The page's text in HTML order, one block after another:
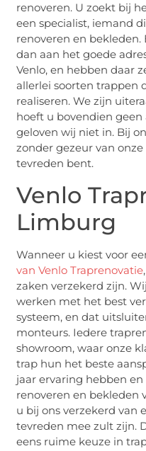
renoveren. U zoekt bij
een specialist, iemand
renoveren en bekleden.
dan aan het goede
Venlo, en hebben daar
allerlei soorten trappen
realiseren. We zijn
hoeft u bovendien
geloven wij niet in. Bij
zonder gezeur van
tevreden bent.
Venlo
Limburg
Wanneer u kiest voor
van Venlo Traprenovatie
zaken verzekerd zijn.
werken met het best
systeem, en dat
monteurs. Iedere
showroom, waar onze
trap hun het beste
jaar ervaring hebben
renoveren en bekleden
u bij ons verzekerd van
tevreden mee zult zijn.
eens ruime keuze in